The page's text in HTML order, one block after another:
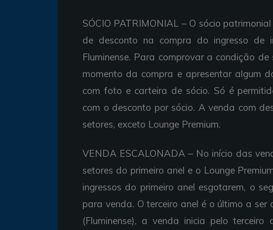
SÓCIO PATRIMONIAL – O sócio
de desconto na compra do ingresso
Fluminense. Para comprovar a condição
momento da compra e apresentar algum
com foto e carteira de sócio. Só é
com o desconto por sócio. A venda com
setores, exceto Lounge Premium.
VENDA ESCALONADA – No início das
setores do primeiro anel e o Lounge
ingressos do primeiro anel esgotarem, o
para venda. O terceiro anel é o último a
(Fluminense), a venda inicia pelo